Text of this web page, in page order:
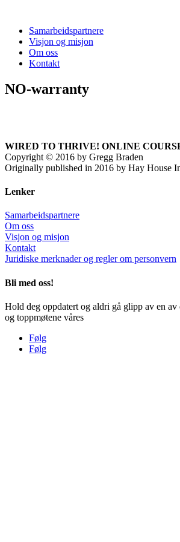
Samarbeidspartnere
Visjon og misjon
Om oss
Kontakt
NO-warranty
WIRED TO THRIVE! ONLINE
Copyright © 2016 by Gregg Braden
Originally published in 2016 by Hay House
Lenker
Samarbeidspartnere
Om oss
Visjon og misjon
Kontakt
Juridiske merknader og regler om personvern
Bli med oss!
Hold deg oppdatert og aldri gå glipp av en av
og toppmøtene våres
Følg
Følg